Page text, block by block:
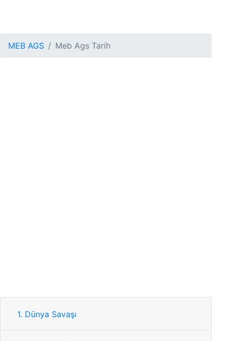
MEB AGS Meb Ags Tarih
1. Dünya Savaşı